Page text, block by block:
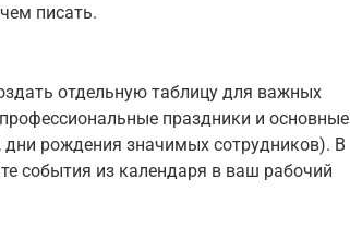
писать.
отдельную таблицу для важных
праздники и основные
рождения значимых сотрудников). В
события из календаря в ваш рабочий